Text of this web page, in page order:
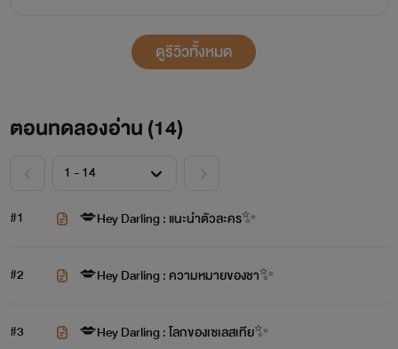
ดูรีวิวทั้งหมด
ตอนทดลองอ่าน (14)
#1 💋Hey Darling : แนะนำตัวละคร✨️
#2 💋Hey Darling : ความหมายของชา✨️
#3 💋Hey Darling : โลกของเซเลสเทีย✨️